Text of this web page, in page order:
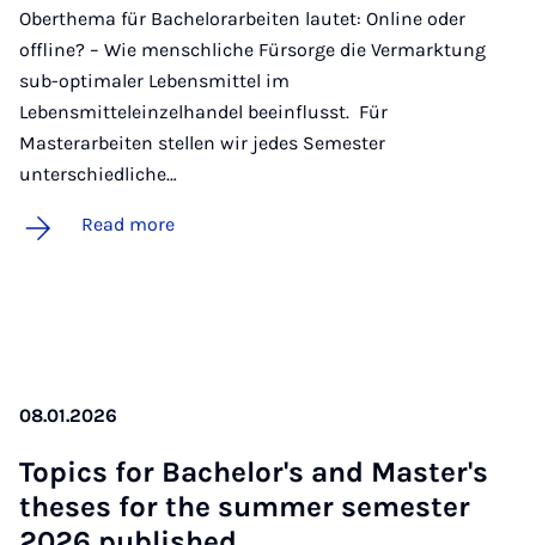
Oberthema für Bachelorarbeiten lautet: Online oder
offline? – Wie menschliche Fürsorge die Vermarktung
sub-optimaler Lebensmittel im
Lebensmitteleinzelhandel beeinflusst. Für
Masterarbeiten stellen wir jedes Semester
unterschiedliche…
Read more
08.01.2026
Top­ics for Bach­el­or's and Mas­ter's
theses for the sum­mer semester